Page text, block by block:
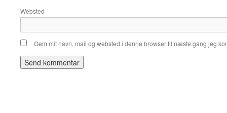
Websted
Gem mit navn, mail og websted i denne browser til næste gang jeg